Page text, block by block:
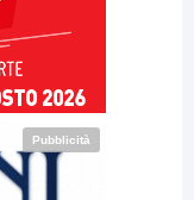
Pubblicità